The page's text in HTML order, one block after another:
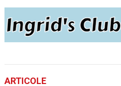
ARTICOLE